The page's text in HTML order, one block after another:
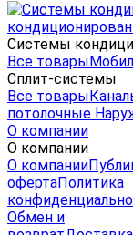
Системы
Все товары
Сплит-системы
Все товары
потолочные
О компании
О компании
О компании
офертаПолитика
Обмен и